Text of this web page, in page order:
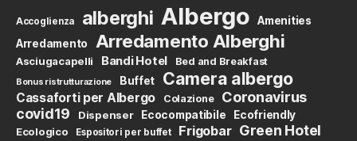
Accoglienza alberghi Albergo
Amenities
Arredamento
Arredamento Alberghi
Asciugacapelli Bandi Hotel Bed and Breakfast
Bonus ristrutturazione Buffet Camera albergo
Cassaforti per Albergo Colazione
Coronavirus
covid19
Dispenser Ecocompatibile
Ecofriendly
Ecologico
Espositori per buffet Frigobar Green Hotel